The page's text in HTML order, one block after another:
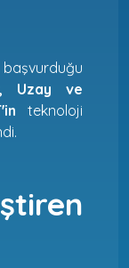
Uzay ve
teknoloji